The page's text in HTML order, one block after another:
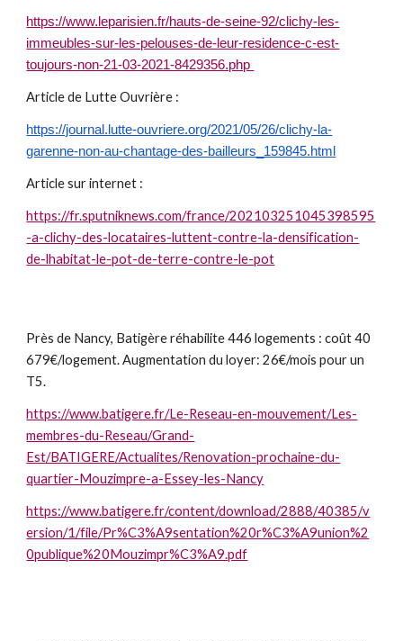
https://www.leparisien.fr/hauts-de-seine-92/clichy-les-
immeubles-sur-les-pelouses-de-leur-residence-c-est-
toujours-non-21-03-2021-8429356.php
Article de Lutte Ouvrière :
https://journal.lutte-ouvriere.org/2021/05/26/clichy-la-
garenne-non-au-chantage-des-bailleurs_159845.html
Article sur internet :
https://fr.sputniknews.com/france/202103251045398595
-a-clichy-des-locataires-luttent-contre-la-densification-
de-lhabitat-le-pot-de-terre-contre-le-pot
Près de Nancy, Batigère réhabilite 446 logements : coût 40
679€/logement. Augmentation du loyer: 26€/mois pour un
T5.
https://www.batigere.fr/Le-Reseau-en-mouvement/Les-
membres-du-Reseau/Grand-
Est/BATIGERE/Actualites/Renovation-prochaine-du-
quartier-Mouzimpre-a-Essey-les-Nancy
https://www.batigere.fr/content/download/2888/40385/v
ersion/1/file/Pr%C3%A9sentation%20r%C3%A9union%2
0publique%20Mouzimpr%C3%A9.pdf